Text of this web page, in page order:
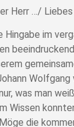
Herr …/ Liebes
Hingabe im
Wolfgang
was man
Wissen
die